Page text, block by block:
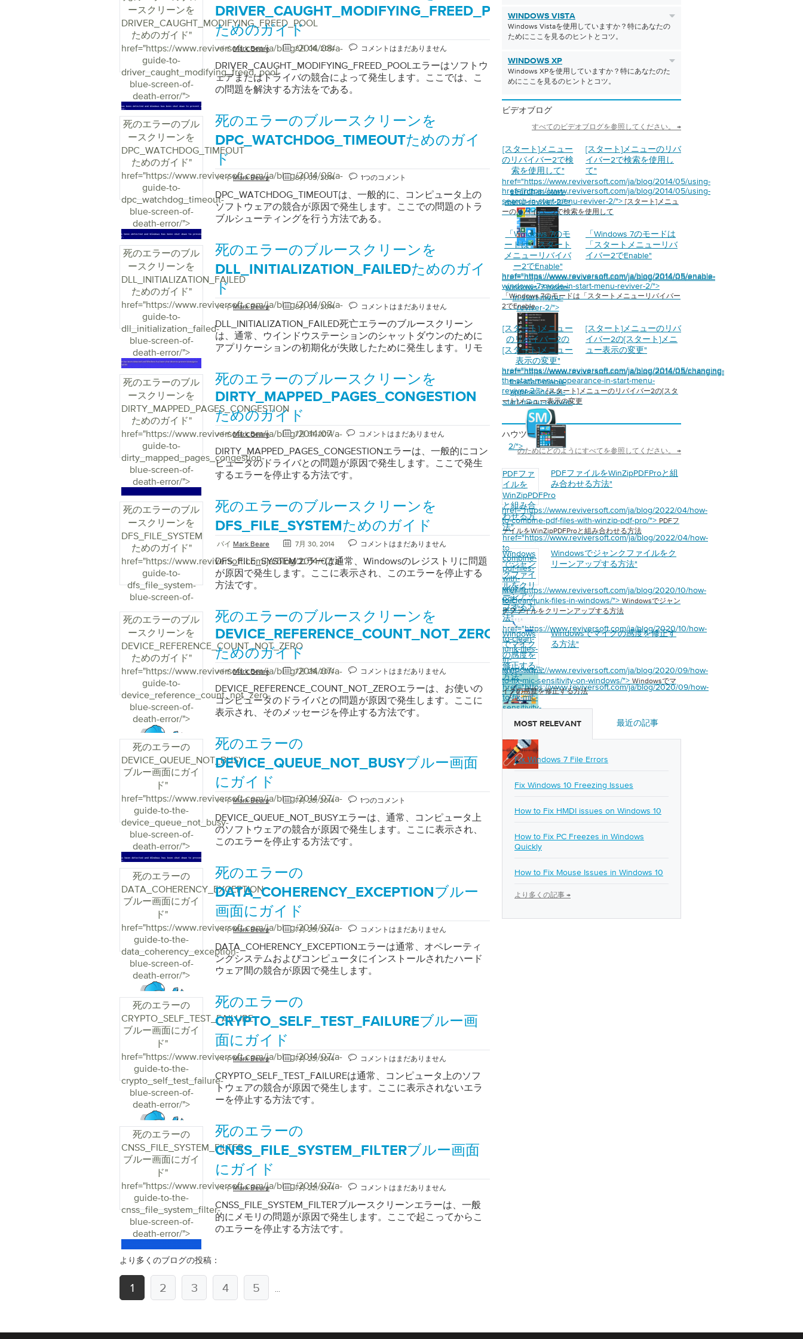
ースクリーンを
DRIVER_CAUGHT_MODIFYING_FREED_POOL
ためのガイド"
href="https://www.reviversoft.com/ja/blog/2014/08/a-
guide-to-
driver_caught_modifying_freed_pool-
blue-screen-of-
death-error/">
DRIVER_CAUGHT_MODIFYING_FREED_POOL
ためのガイド
バイMark Beare 8月 06, 2014 コメントはまだありません
DRIVER_CAUGHT_MODIFYING_FREED_POOLエラーはソフトウ
ェアまたはドライバの競合によって発生します。ここでは、こ
の問題を解決する方法をである。
死のエラーのブル
ースクリーンを
DPC_WATCHDOG_TIMEOUT
ためのガイド"
href="https://www.reviversoft.com/ja/blog/2014/08/a-
guide-to-
dpc_watchdog_timeout-
blue-screen-of-
death-error/">
死のエラーのブルースクリーンを
DPC_WATCHDOG_TIMEOUTためのガイ
ド
バイMark Beare 8月 05, 2014 1つのコメント
DPC_WATCHDOG_TIMEOUTは、一般的に、コンピュータ上の
ソフトウェアの競合が原因で発生します。ここでの問題のトラ
ブルシューティングを行う方法である。
死のエラーのブル
ースクリーンを
DLL_INITIALIZATION_FAILED
ためのガイド"
href="https://www.reviversoft.com/ja/blog/2014/08/a-
guide-to-
dll_initialization_failed-
blue-screen-of-
death-error/">
死のエラーのブルースクリーンを
DLL_INITIALIZATION_FAILEDためのガイ
ド
バイMark Beare 8月 04, 2014 コメントはまだありません
DLL_INITIALIZATION_FAILED死亡エラーのブルースクリーン
は、通常、ウインドウステーションのシャットダウンのために
アプリケーションの初期化が失敗したために発生します。リモ
このエラーが発生することもあります。もともと、DLLアプリケ
ーションの使用はエラー報告用です。アプリケーションはソフ
トウェアの誤動作に関するデータを収集し、その後Microsoftに
送信します。 このエラーは、初期化が失敗したことを示すメッ
セージボックスを表示させ、ユーザーがコントロールパネルに
アクセスしようとするたびにプロセスを異常終了させることに
サービスツールボタンもコントロールパネルから消えます。
DLL_INITIALIZATION_FAILEDエラーを修正するには、ほとんど
の停止エラーよりも時間がかかり、プロセスは少し複雑です。
スは、Windowsソフトウェアのバージョンによって異なりま
す。 Windows XPの場合は、まず[ スタート ]ボタンをクリック
し、 [ ファイル名を指定して実行 ]ダイアログボックスに「
regedit」と入力します。エンターキーを押した後、次のキーを
実行します。HKEY_LOCAL_MACHINE \ SYSTEM \
CurrentControl \ VirtualDeviceDrivers別のウィンドウが表示さ
れ、右側のペインにVDD値を削除します。ウィンドウの左ペイ
ンに進み、 Virtual Device Driverキーを右クリックして、 Newを
エディタを終了し、コンピュータを再起動できます。 Windows
2000でエラーを修正するには、[ スタート ]ボタンをクリック
し、[ ファイル名を指定して実行]ダイアログボックスにregedt32
と入力してEnterキーを押します。次のキーを探します：
HKEY_LOCAL_MACHINE \ SYSTEM \ CurrentControlSet \ Control
\ VirtualDeviceDrivers編集メニューに進み、 値の追加をクリッ
クします。別のウィンドウがポップアップし、[データ型]メニュ
ーの[ REG_MULTI_S2 ]をクリックします 。後でコンピュータを
再起動します。 解決策の別のセットは、このエラーを取り除く
のにも役立ちます。まず、RASファイルの新しいコピーを抽出
し、Windows NTエクスプローラーがインストールされているの
と同じフォルダーにあるRascpl.cplファイルとRasscrpt.dllファイ
ルの名前を変更します。次に、 [スタート ]ボタンをクリックし
てRASサービスを削除し、 [設定]と[ コントロールパネル ]に進み
ます。 [ ネットワーク ]タブに移動し、[ サービス ]ボタンをクリ
ックします。 リモートアクセスサービスを開き、アンインスト
ールします。後でコンピュータを再起動します。モデムの取り
外しと取り付けは、すべてのファイルのコピーの正当性を検証
するソリューションでもあります。モデムを取り外して再イン
ストールした後、リモートアクセスサービスを再インストール
死のエラーのブル
ースクリーンを
DIRTY_MAPPED_PAGES_CONGESTION
ためのガイド"
href="https://www.reviversoft.com/ja/blog/2014/07/a-
guide-to-
dirty_mapped_pages_congestion-
blue-screen-of-
death-error/">
死のエラーのブルースクリーンを
DIRTY_MAPPED_PAGES_CONGESTION
ためのガイド
バイMark Beare 7月 31, 2014 コメントはまだありません
DIRTY_MAPPED_PAGES_CONGESTIONエラーは、一般的にコン
ピュータのドライバとの問題が原因で発生します。ここで発生
するエラーを停止する方法です。
死のエラーのブル
ースクリーンを
DFS_FILE_SYSTEM
ためのガイド"
href="https://www.reviversoft.com/ja/blog/2014/07/a-
guide-to-
dfs_file_system-
blue-screen-of-
死のエラーのブルースクリーンを
DFS_FILE_SYSTEMためのガイド
バイ Mark Beare 7月 30, 2014 コメントはまだありません
DFS_FILE_SYSTEMエラーは通常、Windowsのレジストリに問題
が原因で発生します。ここに表示され、このエラーを停止する
方法です。
死のエラーのブル
ースクリーンを
DEVICE_REFERENCE_COUNT_NOT_ZERO
ためのガイド"
href="https://www.reviversoft.com/ja/blog/2014/07/a-
guide-to-
device_reference_count_not_zero-
blue-screen-of-
death-error/">
死のエラーのブルースクリーンを
DEVICE_REFERENCE_COUNT_NOT_ZERO
ためのガイド
バイMark Beare 7月 29, 2014 コメントはまだありません
DEVICE_REFERENCE_COUNT_NOT_ZEROエラーは、お使いの
コンピュータのドライバとの問題が原因で発生します。ここに
表示され、そのメッセージを停止する方法です。
死のエラーの
DEVICE_QUEUE_NOT_BUSY
ブルー画面にガイ
ド"
href="https://www.reviversoft.com/ja/blog/2014/07/a-
guide-to-the-
device_queue_not_busy-
blue-screen-of-
death-error/">
死のエラーの
DEVICE_QUEUE_NOT_BUSYブルー画面
にガイド
バイMark Beare 7月 28, 2014 1つのコメント
DEVICE_QUEUE_NOT_BUSYエラーは、通常、コンピュータ上
のソフトウェアの競合が原因で発生します。ここに表示され、
このエラーを停止する方法です。
死のエラーの
DATA_COHERENCY_EXCEPTION
ブルー画面にガイ
ド"
href="https://www.reviversoft.com/ja/blog/2014/07/a-
guide-to-the-
data_coherency_exception-
blue-screen-of-
death-error/">
死のエラーの
DATA_COHERENCY_EXCEPTIONブルー
画面にガイド
バイMark Beare 7月 25, 2014 コメントはまだありません
DATA_COHERENCY_EXCEPTIONエラーは通常、オペレーティ
ングシステムおよびコンピュータにインストールされたハード
ウェア間の競合が原因で発生します。
死のエラーの
CRYPTO_SELF_TEST_FAILURE
ブルー画面にガイ
ド"
href="https://www.reviversoft.com/ja/blog/2014/07/a-
guide-to-the-
crypto_self_test_failure-
blue-screen-of-
death-error/">
死のエラーの
CRYPTO_SELF_TEST_FAILUREブルー画
面にガイド
バイMark Beare 7月 23, 2014 コメントはまだありません
CRYPTO_SELF_TEST_FAILUREは通常、コンピュータ上のソフ
トウェアの競合が原因で発生します。ここに表示されないエラ
ーを停止する方法です。
死のエラーの
CNSS_FILE_SYSTEM_FILTER
ブルー画面にガイ
ド"
href="https://www.reviversoft.com/ja/blog/2014/07/a-
guide-to-the-
cnss_file_system_filter-
blue-screen-of-
death-error/">
死のエラーの
CNSS_FILE_SYSTEM_FILTERブルー画面
にガイド
バイMark Beare 7月 22, 2014 コメントはまだありません
CNSS_FILE_SYSTEM_FILTERブルースクリーンエラーは、一般
的にメモリの問題が原因で発生します。ここで起こってからこ
のエラーを停止する方法です。
より多くのブログの投稿：
1 2 3 4 5 ...
WINDOWS VISTA
Windows Vistaを使用していますか？特にあなたの
ためにここを見るのヒントとコツ。
WINDOWS XP
Windows XPを使用していますか？特にあなたのた
めにここを見るのヒントとコツ。
ビデオブログ
すべてのビデオブログを参照してください。 →
[スタート]メニュー
のリバイバー2で検
索を使用して"
href="https://www.reviversoft.com/ja/blog/2014/05/using-
search-in-start-
menu-reviver-2/">
[スタート]メニューのリバ
イバー2で検索を使用し
て"
href="https://www.reviversoft.com/ja/blog/2014/05/using-
search-in-start-menu-reviver-2/"> [スタート]メニュ
ーのリバイバー2で検索を使用して
「Windows 7のモ
ードは「スタート
メニューリバイバ
ー2でEnable"
href="https://www.reviversoft.com/ja/blog/2014/05/enable-
windows-7-mode-
in-start-menu-
reviver-2/">
「Windows 7のモードは
「スタートメニューリバ
イバー2でEnable"
href="https://www.reviversoft.com/ja/blog/2014/05/enable-
windows-7-mode-in-start-menu-reviver-2/">
「Windows 7のモードは「スタートメニューリバイバー
2でEnable
[スタート]メニュー
のリバイバー2の
[スタート]メニュー
表示の変更"
href="https://www.reviversoft.com/ja/blog/2014/05/changing-
the-start-menu-
appearance-in-
start-menu-reviver-
2/">
[スタート]メニューのリバ
イバー2の[スタート]メニ
ュー表示の変更"
href="https://www.reviversoft.com/ja/blog/2014/05/changing-
the-start-menu-appearance-in-start-menu-
reviver-2/">[スタート]メニューのリバイバー2の[スタ
ート]メニュー表示の変更
ハウツー
のためにどのようにすべてを参照してください。 →
PDFファ
イルを
WinZipPDFPro
と組み合
わせる方
法"
href="https://www.reviversoft.com/ja/blog/2022/04/how-
to-
combine-
pdf-files-
with-
winzip-
pdf-
pro/">
PDFファイルをWinZipPDFProと組
み合わせる方法"
href="https://www.reviversoft.com/ja/blog/2022/04/how-
to-combine-pdf-files-with-winzip-pdf-pro/"> PDFフ
ァイルをWinZipPDFProと組み合わせる方法
Windows
でジャン
クファイ
ルをクリ
ーンアッ
プする方
法"
href="https://www.reviversoft.com/ja/blog/2020/10/how-
to-clean-
junk-files-
in-
windows/">
Windowsでジャンクファイルをク
リーンアップする方法"
href="https://www.reviversoft.com/ja/blog/2020/10/how-
to-clean-junk-files-in-windows/"> Windowsでジャン
クファイルをクリーンアップする方法
Windows
でマイク
の感度を
修正する
方法"
href="https://www.reviversoft.com/ja/blog/2020/09/how-
to-fix-mic-
sensitivity-
windows/">
Windowsでマイクの感度を修正す
る方法"
href="https://www.reviversoft.com/ja/blog/2020/09/how-
to-fix-mic-sensitivity-on-windows/"> Windowsでマ
イクの感度を修正する方法
MOST RELEVANT 最近の記事
Fix Windows 7 File Errors
Fix Windows 10 Freezing Issues
How to Fix HMDI issues on Windows 10
How to Fix PC Freezes in Windows
Quickly
How to Fix Mouse Issues in Windows 10
より多くの記事 →